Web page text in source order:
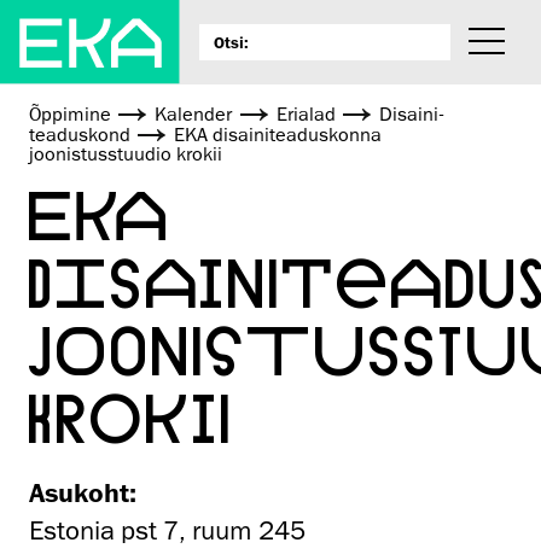
Õppimine Kalender Erialad
Disaini­­
teaduskond
EKA disainiteaduskonna
joonistusstuudio krokii
EKA
KROKII
Asukoht:
Estonia pst 7, ruum 245